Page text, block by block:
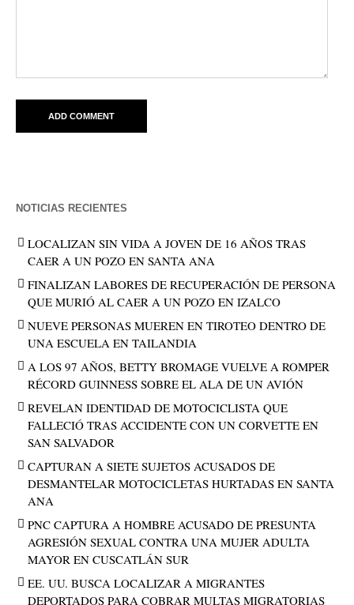
NOTICIAS RECIENTES
LOCALIZAN SIN VIDA A JOVEN DE 16 AÑOS TRAS
CAER A UN POZO EN SANTA ANA
FINALIZAN LABORES DE RECUPERACIÓN DE PERSONA
QUE MURIÓ AL CAER A UN POZO EN IZALCO
NUEVE PERSONAS MUEREN EN TIROTEO DENTRO DE
UNA ESCUELA EN TAILANDIA
A LOS 97 AÑOS, BETTY BROMAGE VUELVE A ROMPER
RÉCORD GUINNESS SOBRE EL ALA DE UN AVIÓN
REVELAN IDENTIDAD DE MOTOCICLISTA QUE
FALLECIÓ TRAS ACCIDENTE CON UN CORVETTE EN
SAN SALVADOR
CAPTURAN A SIETE SUJETOS ACUSADOS DE
DESMANTELAR MOTOCICLETAS HURTADAS EN SANTA
ANA
PNC CAPTURA A HOMBRE ACUSADO DE PRESUNTA
AGRESIÓN SEXUAL CONTRA UNA MUJER ADULTA
MAYOR EN CUSCATLÁN SUR
EE. UU. BUSCA LOCALIZAR A MIGRANTES
DEPORTADOS PARA COBRAR MULTAS MIGRATORIAS